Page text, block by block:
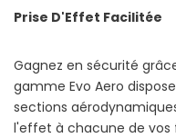
Prise D'Effet Facilitée
Gagnez en sécurité
gamme Evo Aero
sections
l'effet à chacune de vos